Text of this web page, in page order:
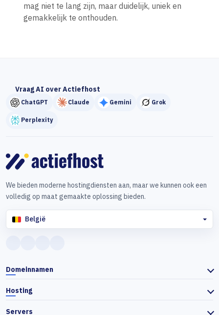
mag niet te lang zijn, maar duidelijk, uniek en
gemakkelijk te onthouden.
Vraag AI over Actiefhost
ChatGPT Claude Gemini Grok
Perplexity
We bieden moderne hostingdiensten aan, maar we kunnen ook een
volledig op maat gemaakte oplossing bieden.
België
Domeinnamen
Hosting
Servers